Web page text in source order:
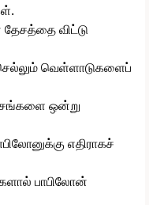
விட்டு
வெள்ளாடுகளைப்
ஒன்று
எதிராகச்
பாபிலோன்